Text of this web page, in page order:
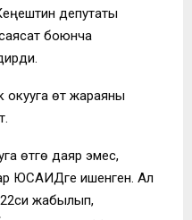
депутаты
боюнча
өтүү жараяны
өтүүгө даяр эмес,
ЮСАИДге ишенген. Ал
жабылып,